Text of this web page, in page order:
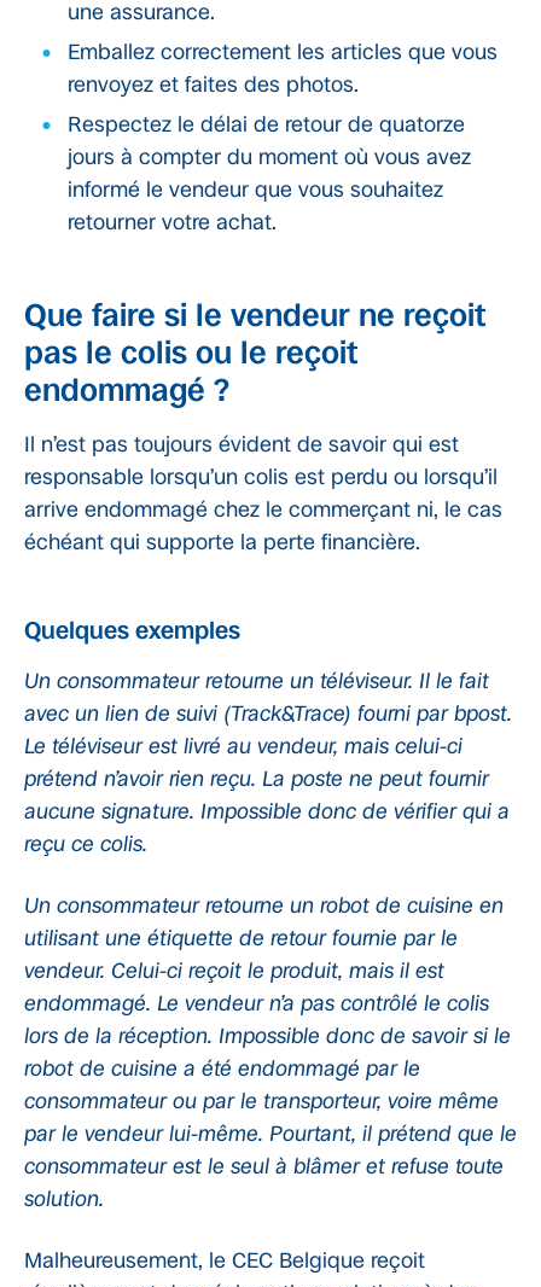
une assurance.
Emballez correctement les articles que vous
renvoyez et faites des photos.
Respectez le délai de retour de quatorze
jours à compter du moment où vous avez
informé le vendeur que vous souhaitez
retourner votre achat.
Que faire si le vendeur ne reçoit
pas le colis ou le reçoit
endommagé ?
Il n’est pas toujours évident de savoir qui est
responsable lorsqu’un colis est perdu ou lorsqu’il
arrive endommagé chez le commerçant ni, le cas
échéant qui supporte la perte financière.
Quelques exemples
Un consommateur retourne un téléviseur. Il le fait
avec un lien de suivi (Track&Trace) fourni par bpost.
Le téléviseur est livré au vendeur, mais celui-ci
prétend n’avoir rien reçu. La poste ne peut fournir
aucune signature. Impossible donc de vérifier qui a
reçu ce colis.
Un consommateur retourne un robot de cuisine en
utilisant une étiquette de retour fournie par le
vendeur. Celui-ci reçoit le produit, mais il est
endommagé. Le vendeur n’a pas contrôlé le colis
lors de la réception. Impossible donc de savoir si le
robot de cuisine a été endommagé par le
consommateur ou par le transporteur, voire même
par le vendeur lui-même. Pourtant, il prétend que le
consommateur est le seul à blâmer et refuse toute
solution.
Malheureusement, le CEC Belgique reçoit